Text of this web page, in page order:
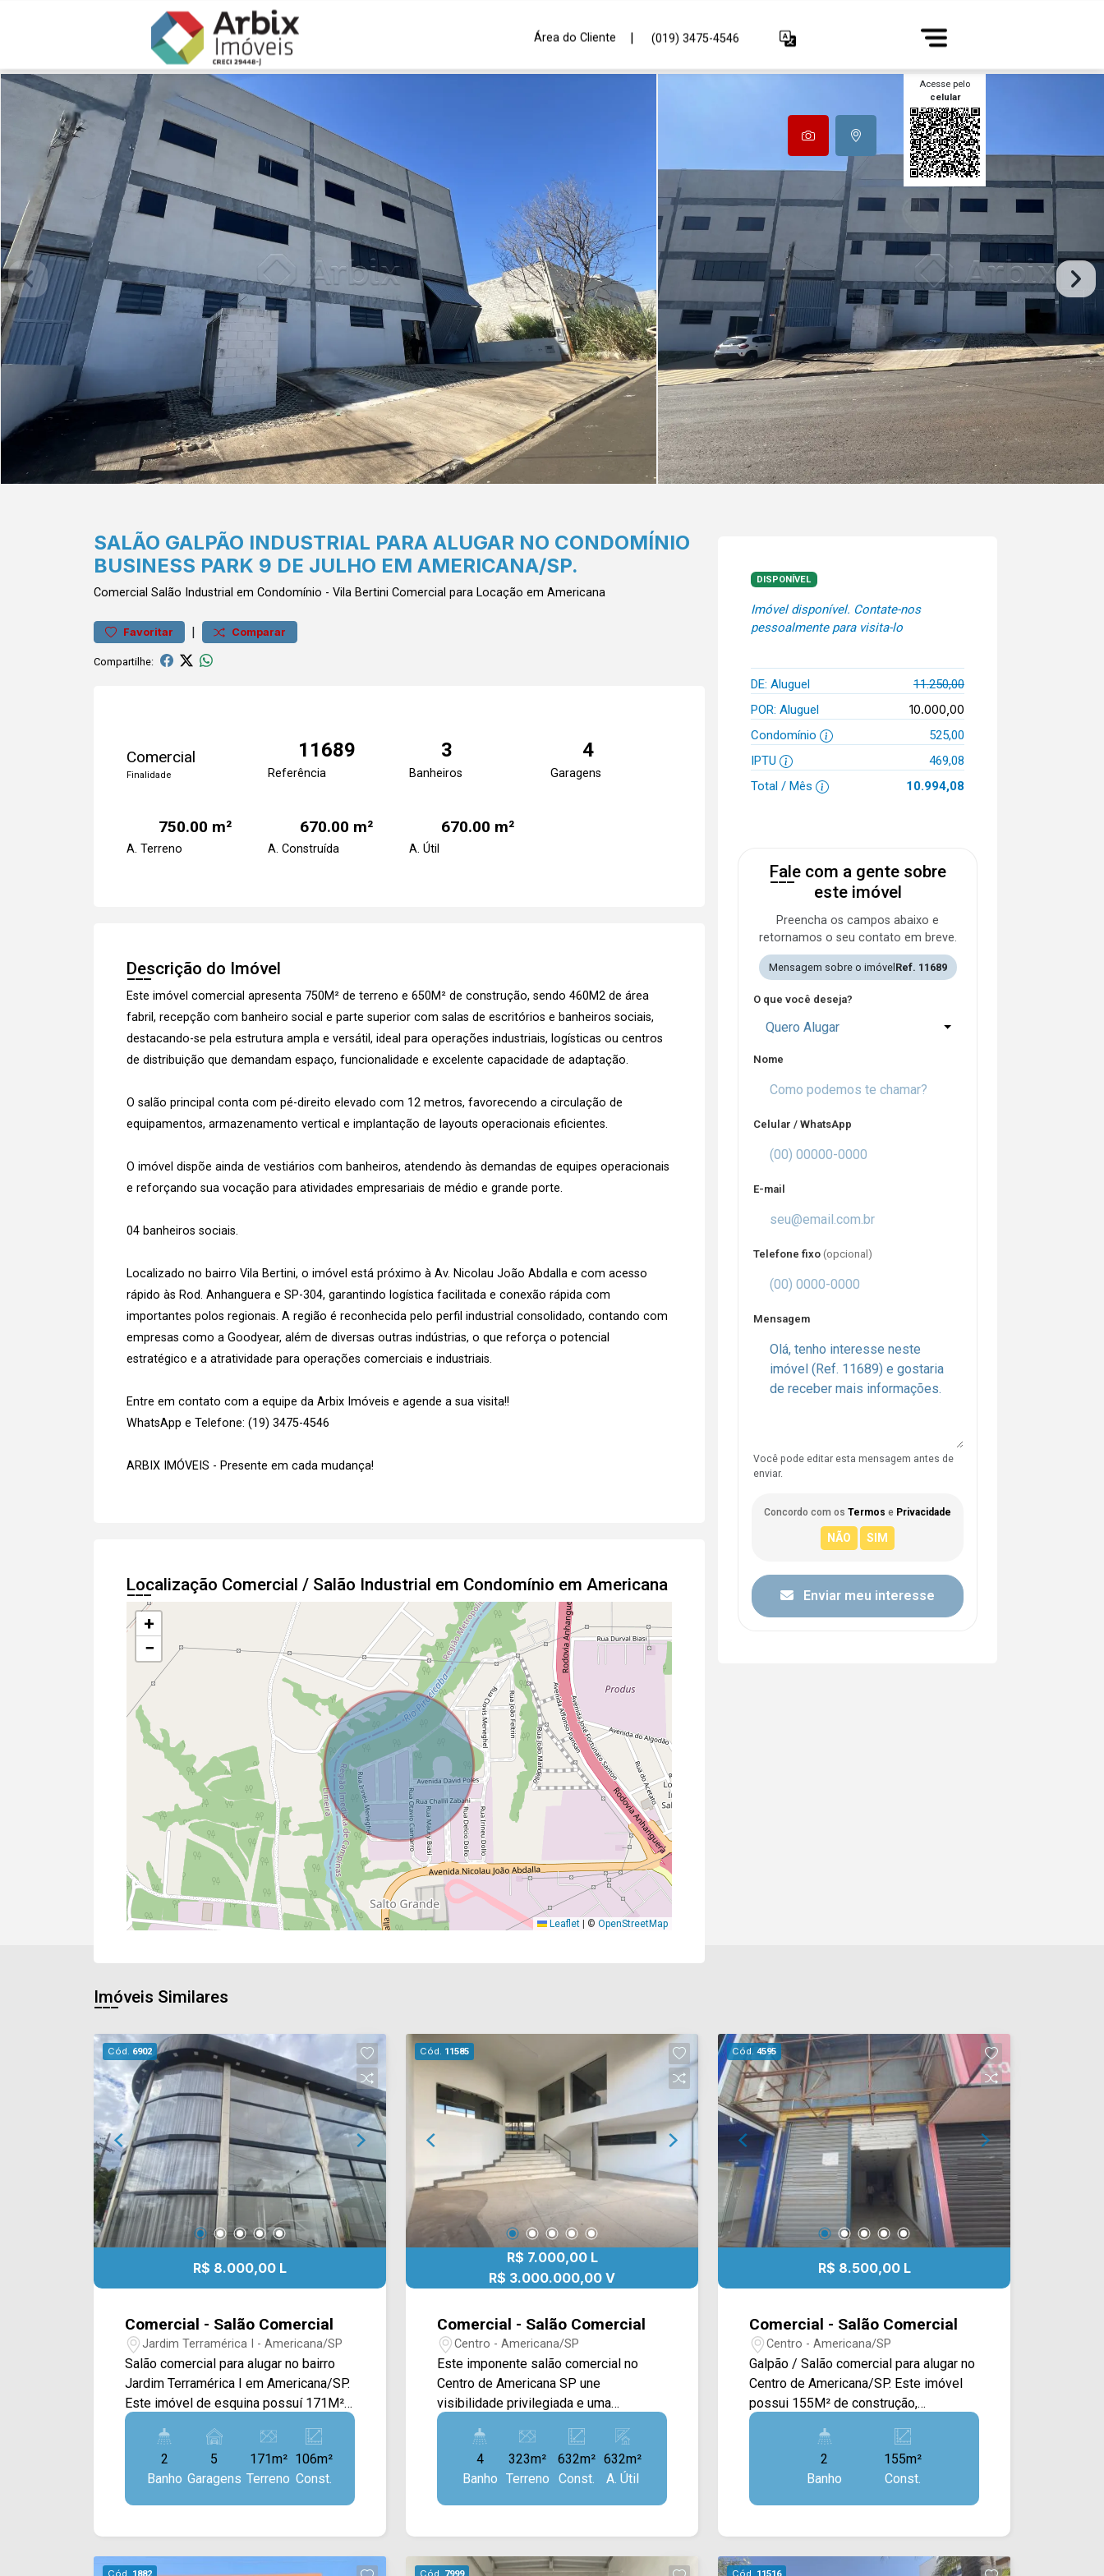
Área do Cliente | (019) 3475-4546
Acesse pelo
celular
SALÃO GALPÃO INDUSTRIAL PARA ALUGAR NO CONDOMÍNIO
BUSINESS PARK 9 DE JULHO EM AMERICANA/SP.
Comercial Salão Industrial em Condomínio - Vila Bertini Comercial para Locação em Americana
Favoritar | Comparar
Compartilhe:
Comercial
Finalidade
11689
Referência
3
Banheiros
4
Garagens
750.00 m²
A. Terreno
670.00 m²
A. Construída
670.00 m²
A. Útil
Descrição do Imóvel
Este imóvel comercial apresenta 750M² de terreno e 650M² de construção, sendo 460M2 de área
fabril, recepção com banheiro social e parte superior com salas de escritórios e banheiros sociais,
destacando-se pela estrutura ampla e versátil, ideal para operações industriais, logísticas ou centros
de distribuição que demandam espaço, funcionalidade e excelente capacidade de adaptação.
O salão principal conta com pé-direito elevado com 12 metros, favorecendo a circulação de
equipamentos, armazenamento vertical e implantação de layouts operacionais eficientes.
O imóvel dispõe ainda de vestiários com banheiros, atendendo às demandas de equipes operacionais
e reforçando sua vocação para atividades empresariais de médio e grande porte.
04 banheiros sociais.
Localizado no bairro Vila Bertini, o imóvel está próximo à Av. Nicolau João Abdalla e com acesso
rápido às Rod. Anhanguera e SP-304, garantindo logística facilitada e conexão rápida com
importantes polos regionais. A região é reconhecida pelo perfil industrial consolidado, contando com
empresas como a Goodyear, além de diversas outras indústrias, o que reforça o potencial
estratégico e a atratividade para operações comerciais e industriais.
Entre em contato com a equipe da Arbix Imóveis e agende a sua visita!!
WhatsApp e Telefone: (19) 3475-4546
ARBIX IMÓVEIS - Presente em cada mudança!
Localização Comercial / Salão Industrial em Condomínio em Americana
+
−
Leaflet | © OpenStreetMap
DISPONÍVEL
Imóvel disponível. Contate-nos
pessoalmente para visita-lo
DE: Aluguel
11.250,00
POR: Aluguel
10.000,00
Condomínio
525,00
IPTU
469,08
Total / Mês
10.994,08
Fale com a gente sobre
este imóvel
Preencha os campos abaixo e
retornamos o seu contato em breve.
Mensagem sobre o imóvel Ref. 11689
O que você deseja?
Quero Alugar
Nome
Celular / WhatsApp
E-mail
Telefone fixo (opcional)
Mensagem
Você pode editar esta mensagem antes de
enviar.
Concordo com os Termos e Privacidade
Enviar meu interesse
Imóveis Similares
Cód. 6902
R$ 8.000,00 L
Comercial - Salão Comercial
Jardim Terramérica I - Americana/SP
Salão comercial para alugar no bairro
Jardim Terramérica I em Americana/SP.
Este imóvel de esquina possuí 171M²
de terreno e 106M² de construção,
contendo um amplo salão com pé
direito de 8m, cozinha, janelas em
blindex e acabamento em piso frio. > 02
banheiros com acessibilidade; > 05
Giaconda Cibin, esta próximo à Av.
Iacanga, Av. de Cillo e Rod. Luiz de
2
Banho
5
Garagens
171m²
Terreno
106m²
Const.
Cód. 11585
R$ 7.000,00 L
R$ 3.000.000,00 V
Comercial - Salão Comercial
Centro - Americana/SP
Este imponente salão comercial no
Centro de Americana SP une
visibilidade privilegiada e uma
infraestrutura completa para o seu
negócio. Ele é distribuído em 3 pisos,
destacando-se por um magnífico vão
livre de mais de 200m² que oferece
total versatilidade. O imóvel é
grandes operações, dispondo de 8
salas privativas ideais para
4
Banho
323m²
Terreno
632m²
Const.
632m²
A. Útil
Cód. 4595
R$ 8.500,00 L
Comercial - Salão Comercial
Centro - Americana/SP
Galpão / Salão comercial para alugar no
Centro de Americana/SP. Este imóvel
possui 155M² de construção,
oferecendo um amplo salão com porta
frontal basculante, acabamento em piso
seco frio e piso úmido azulejado, teto
em gesso, escritório e cozinha. Esta
em junção de salas separadas por
localizado em uma região privilegiada,
próximo ao terminal, Av. 09 de Julho, Av.
2
Banho
155m²
Const.
Cód. 1882 Cód. 7999 Cód. 11516